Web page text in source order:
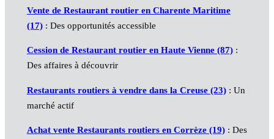
Vente de Restaurant routier en Charente Maritime
(17): Des opportunités accessible
Cession de Restaurant routier en Haute Vienne (87):
Des affaires à découvrir
Restaurants routiers à vendre dans la Creuse (23): Un
marché actif
Achat vente Restaurants routiers en Corrèze (19): Des